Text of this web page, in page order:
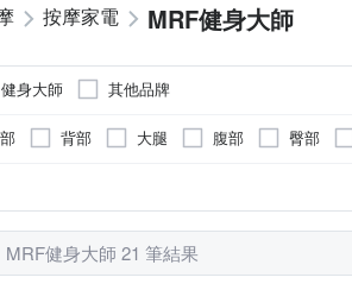
按摩家電 MRF健身大師
健身大師 其他品牌
背部 大腿 腹部 臀部
MRF健身大師 21 筆結果